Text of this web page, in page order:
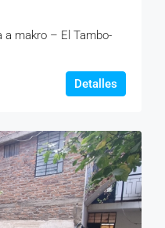
a makro – El Tambo-
Detalles